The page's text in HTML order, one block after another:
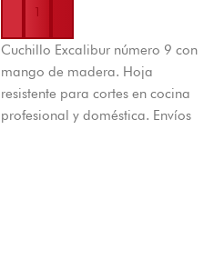
Añadir al carrito
Cuchillo Excalibur número 9 con
mango de madera. Hoja
resistente para cortes en cocina
profesional y doméstica. Envíos